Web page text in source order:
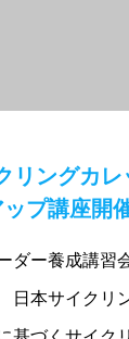
リングカ
プ講座開
ダー養成講習
本サイクリ